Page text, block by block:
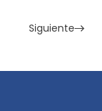
Siguiente